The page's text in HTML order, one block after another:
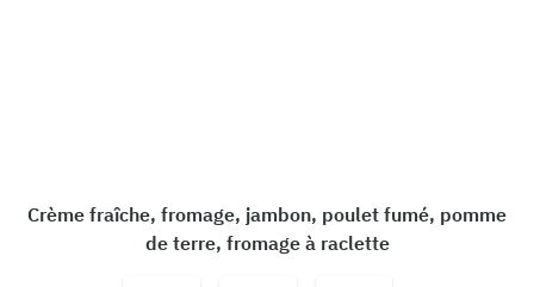
Crème fraîche, fromage, jambon, poulet fumé, pomme
de terre, fromage à raclette